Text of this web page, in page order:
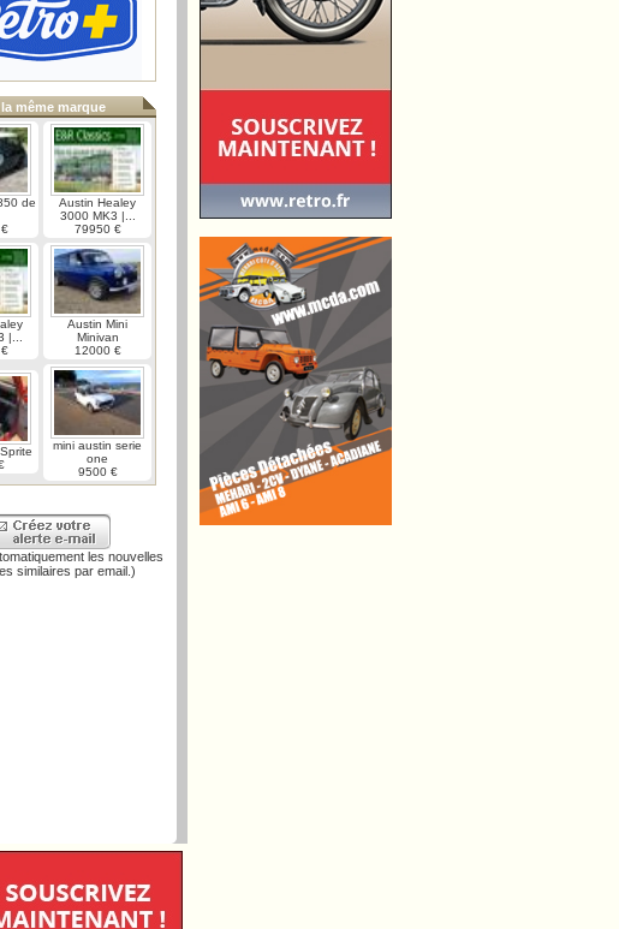
la même marque
de
Austin Healey
3000 MK3 |...
79950 €
|...
Austin Mini
Minivan
12000 €
mini austin serie
one
9500 €
les nouvelles
similaires par email.)